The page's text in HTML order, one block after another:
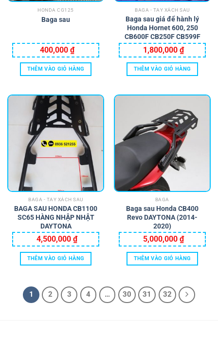
HONDA CG125
Baga sau
400,000 ₫
THÊM VÀO GIỎ HÀNG
BAGA - TAY XÁCH SAU
Baga sau giá để hành lý
Honda Hornet 600, 250
CB600F CB250F CB599F
1,800,000 ₫
THÊM VÀO GIỎ HÀNG
BAGA - TAY XÁCH SAU
BAGA SAU HONDA CB1100
SC65 HÀNG NHẬP NHẬT
DAYTONA
4,500,000 ₫
THÊM VÀO GIỎ HÀNG
BAGA
Baga sau Honda CB400
Revo DAYTONA (2014-
2020)
5,000,000 ₫
THÊM VÀO GIỎ HÀNG
1 2 3 4 … 30 31 32